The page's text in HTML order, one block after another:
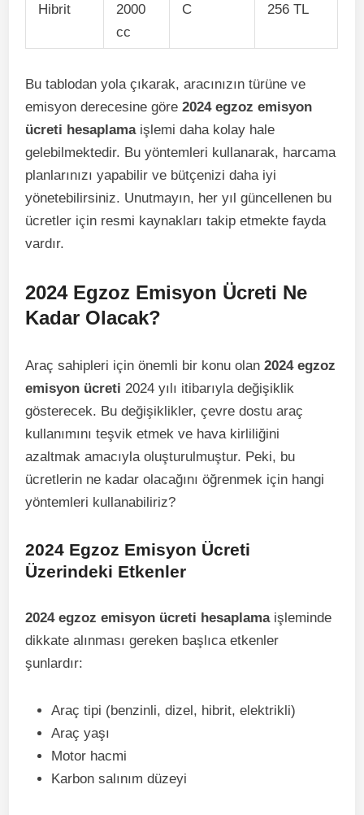
Hibrit
2000
cc
C 256 TL
Bu tablodan yola çıkarak, aracınızın türüne ve
emisyon derecesine göre2024 egzoz emisyon
ücreti hesaplamaişlemi daha kolay hale
gelebilmektedir. Bu yöntemleri kullanarak, harcama
planlarınızı yapabilir ve bütçenizi daha iyi
yönetebilirsiniz. Unutmayın, her yıl güncellenen bu
ücretler için resmi kaynakları takip etmekte fayda
vardır.
2024 Egzoz Emisyon Ücreti Ne
Kadar Olacak?
Araç sahipleri için önemli bir konu olan2024 egzoz
emisyon ücreti 2024 yılı itibarıyla değişiklik
gösterecek. Bu değişiklikler, çevre dostu araç
kullanımını teşvik etmek ve hava kirliliğini
azaltmak amacıyla oluşturulmuştur. Peki, bu
ücretlerin ne kadar olacağını öğrenmek için hangi
yöntemleri kullanabiliriz?
2024 Egzoz Emisyon Ücreti
Üzerindeki Etkenler
2024 egzoz emisyon ücreti hesaplamaişleminde
dikkate alınması gereken başlıca etkenler
şunlardır:
Araç tipi (benzinli, dizel, hibrit, elektrikli)
Araç yaşı
Motor hacmi
Karbon salınım düzeyi